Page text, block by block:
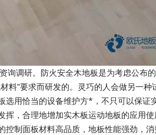
调研。防火安全木地板是为考虑公布
料”要求而研发的。灵巧的人会做另一
用恰当的设备维护方*，不只可以保证
，合理地增加实木板运动地板的应用
制面板材料高品质，地板性能强劲，